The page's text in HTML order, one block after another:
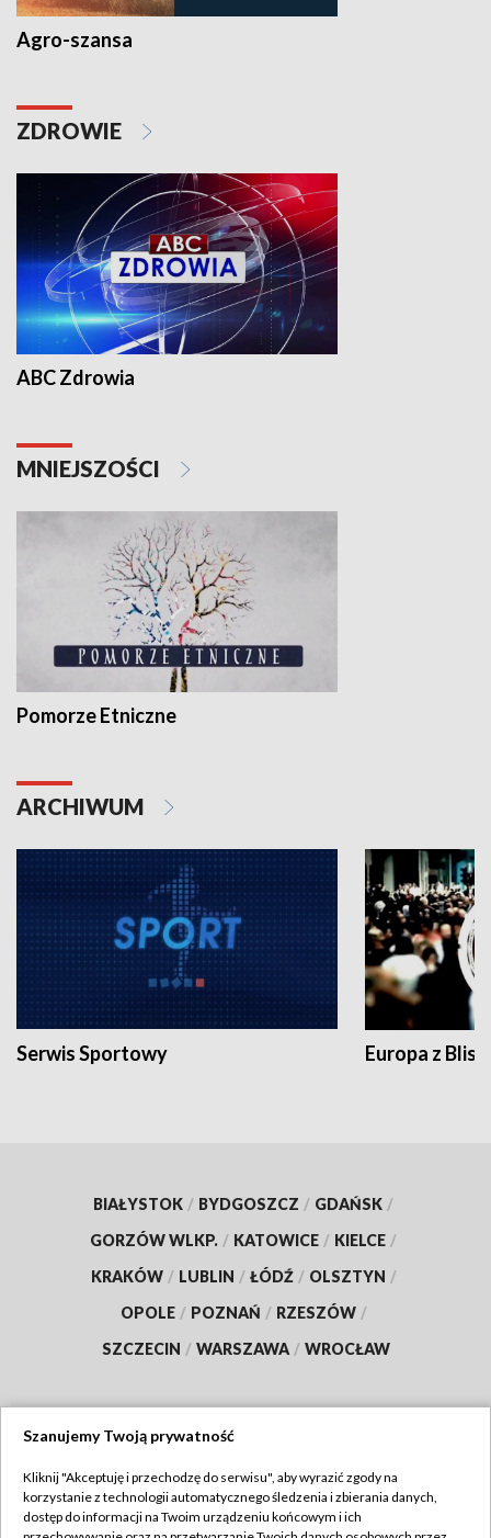
Agro-szansa
ZDROWIE
ABC Zdrowia
MNIEJSZOŚCI
Pomorze Etniczne
ARCHIWUM
Serwis Sportowy Europa z
BIAŁYSTOK / BYDGOSZCZ / GDAŃSK /
GORZÓW WLKP. / KATOWICE / KIELCE /
KRAKÓW / LUBLIN / ŁÓDŹ / OLSZTYN /
OPOLE / POZNAŃ / RZESZÓW /
SZCZECIN / WARSZAWA / WROCŁAW
TVP
Szanujemy Twoją prywatność
Kliknij "Akceptuję i przechodzę do serwisu", aby wyrazić zgody na
korzystanie z technologii automatycznego śledzenia i zbierania danych,
dostęp do informacji na Twoim urządzeniu końcowym i ich